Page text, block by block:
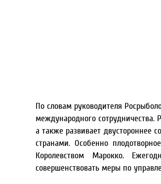
По словам руководителя
международного сотрудничества.
а также развивает двустороннее
странами. Особенно
Королевством Марокко.
совершенствовать меры по